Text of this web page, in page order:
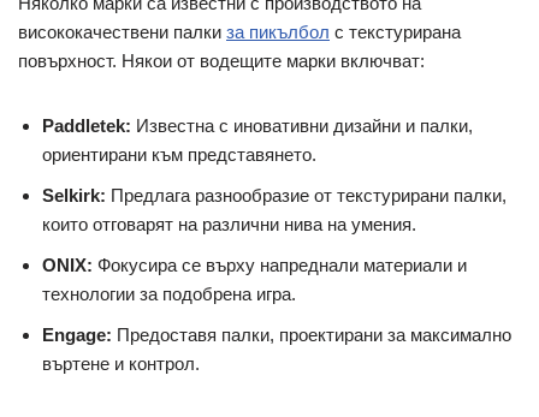
висококачествени палки за пикълбол с текстурирана
повърхност. Някои от водещите марки включват:
Paddletek: Известна с иновативни дизайни и палки,
ориентирани към представянето.
Selkirk: Предлага разнообразие от текстурирани палки,
които отговарят на различни нива на умения.
ONIX: Фокусира се върху напреднали материали и
технологии за подобрена игра.
Engage: Предоставя палки, проектирани за максимално
въртене и контрол.